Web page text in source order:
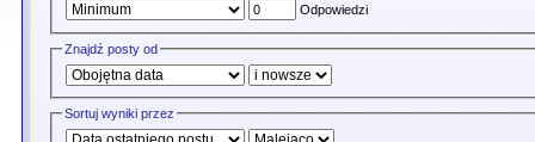
Odpowiedzi
Znajdź posty od
Sortuj wyniki przez